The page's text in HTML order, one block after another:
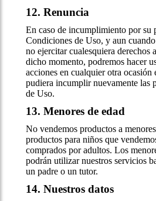
12. Renuncia
En caso de incumplimiento por su
Condiciones de Uso, y aun
no ejercitar cualesquiera derechos
dicho momento, podremos hacer
acciones en cualquier otra ocasión
pudiera incumplir nuevamente las
de Uso.
13. Menores de edad
No vendemos productos a
productos para niños que
comprados por adultos. Los
podrán utilizar nuestros servicios
un padre o un tutor.
14. Nuestros datos